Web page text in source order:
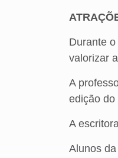
Durante
valorizar
A
edição do
A
Alunos